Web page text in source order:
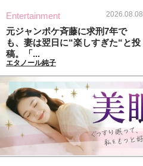
Entertainment 2026.08.08
元ジャンポケ斉藤に求刑7年で
も、妻は翌日に“楽しすぎた“と投
稿。「...
エタノール純子